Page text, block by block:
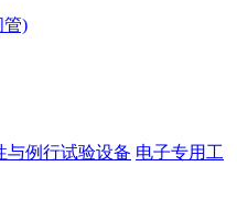
管)
与例行试验设备 电子专用工